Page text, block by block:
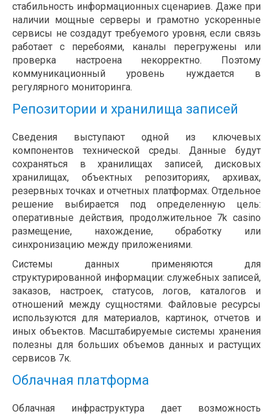
стабильность информационных сценариев. Даже при
наличии мощные серверы и грамотно ускоренные
сервисы не создадут требуемого уровня, если связь
работает с перебоями, каналы перегружены или
проверка настроена некорректно. Поэтому
коммуникационный уровень нуждается в
регулярного мониторинга.
Репозитории и хранилища записей
Сведения выступают одной из ключевых
компонентов технической среды. Данные будут
сохраняться в хранилищах записей, дисковых
хранилищах, объектных репозиториях, архивах,
резервных точках и отчетных платформах. Отдельное
решение выбирается под определенную цель:
оперативные действия, продолжительное 7k casino
размещение, нахождение, обработку или
синхронизацию между приложениями.
Системы данных применяются для
структурированной информации: служебных записей,
заказов, настроек, статусов, логов, каталогов и
отношений между сущностями. Файловые ресурсы
используются для материалов, картинок, отчетов и
иных объектов. Масштабируемые системы хранения
полезны для больших объемов данных и растущих
сервисов 7к.
Облачная платформа
Облачная инфраструктура дает возможность